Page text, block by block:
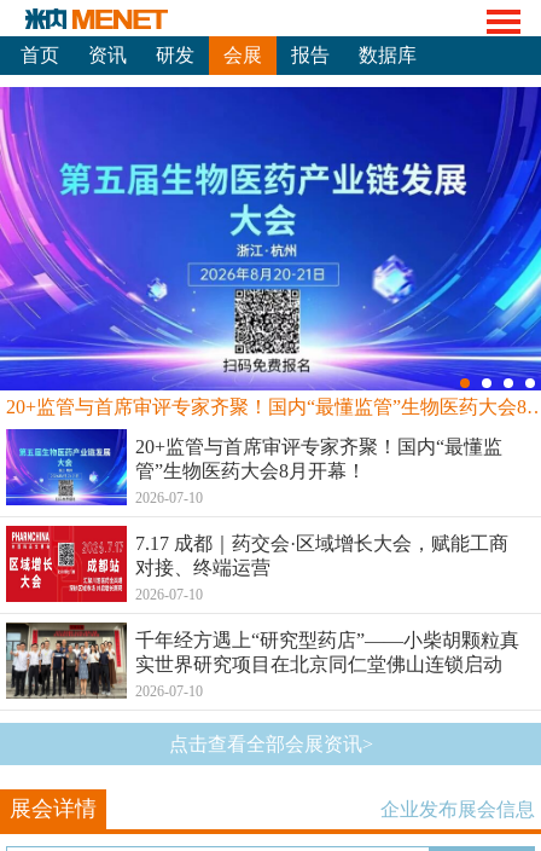
首页 资讯 研发 会展 报告 数据库
20+监管与首席审评专家齐聚！国内“最
20+监管与首席审评专家齐聚！国内“最懂监
管”生物医药大会8月开幕！
2026-07-10
7.17 成都｜药交会·区域增长大会，赋能工商
对接、终端运营
2026-07-10
千年经方遇上“研究型药店”——小柴胡颗粒真
实世界研究项目在北京同仁堂佛山连锁启动
2026-07-10
点击查看全部会展资讯>
展会详情 企业发布展会信息